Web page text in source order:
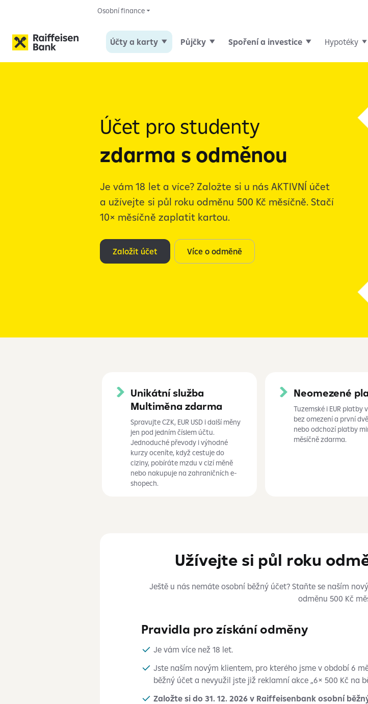
Účty a karty Půjčky Spoření a investice Hypotéky
Osobní finance
Účet pro studenty
zdarma s odměnou
Je vám 18 let a více? Založte si u nás AKTIVNÍ účet
a užívejte si půl roku odměnu 500 Kč měsíčně. Stačí
10× měsíčně zaplatit kartou.
Založit účet Více o odměně
Unikátní služba
Multiměna zdarma
Spravujte CZK, EUR USD i další měny
jen pod jedním číslem účtu.
Jednoduché převody ivýhodné
kurzy oceníte, když cestuje do
ciziny, pobíráte mzdu vcizí měně
nebo nakupuje na zahraničních e-
shopech.
Neomezené
Tuzemské i EUR platby
bez omezení a první
nebo odchozí platby
měsíčně zdarma.
Užívejte si půl roku
Ještě u nás nemáte osobní běžný účet? Staňte se naším
odměnu 500 Kč
Pravidla pro získání odměny
Je vám více než 18 let.
Jste naším novým klientem, pro kterého jsme v období 6
běžný účet a nevyužil jste již reklamní akce „6× 500 Kč na
Založte si do 31. 12. 2026 v Raiffeisenbank osobní